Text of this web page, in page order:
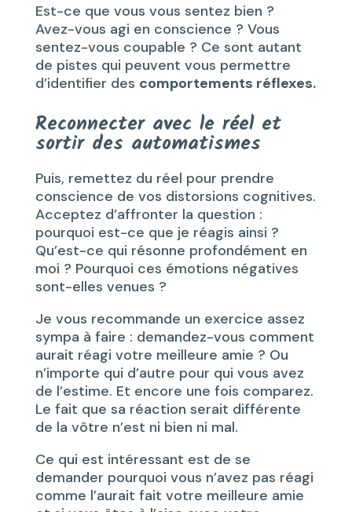
Est-ce que vous vous sentez bien ?
Avez-vous agi en conscience ? Vous
sentez-vous coupable ? Ce sont autant
de pistes qui peuvent vous permettre
d’identifier des comportements réflexes.
Reconnecter avec le réel et
sortir des automatismes
Puis, remettez du réel pour prendre
conscience de vos distorsions cognitives.
Acceptez d’affronter la question :
pourquoi est-ce que je réagis ainsi ?
Qu’est-ce qui résonne profondément en
moi ? Pourquoi ces émotions négatives
sont-elles venues ?
Je vous recommande un exercice assez
sympa à faire : demandez-vous comment
aurait réagi votre meilleure amie ? Ou
n’importe qui d’autre pour qui vous avez
de l’estime. Et encore une fois comparez.
Le fait que sa réaction serait différente
de la vôtre n’est ni bien ni mal.
Ce qui est intéressant est de se
demander pourquoi vous n’avez pas réagi
comme l’aurait fait votre meilleure amie